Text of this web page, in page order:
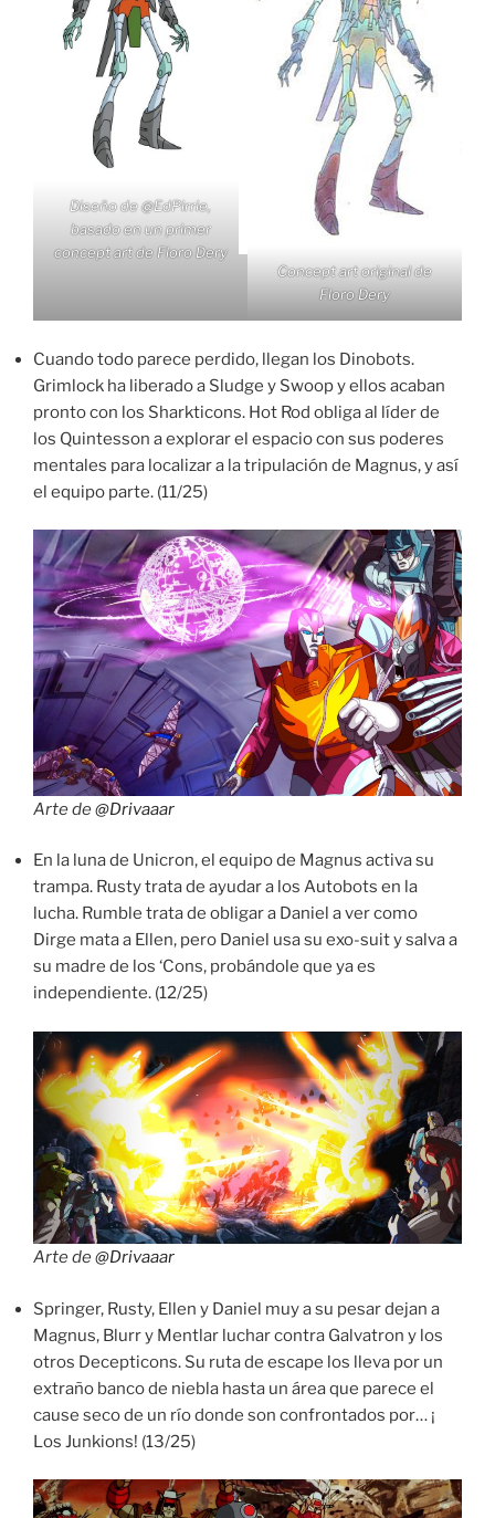
Diseño de@EdPirrie,
basado en un primer
concept art de Floro Dery
Concept art original de
Floro Dery
Cuando todo parece perdido, llegan los Dinobots.
Grimlock ha liberado a Sludge y Swoop y ellos acaban
pronto con los Sharkticons. Hot Rod obliga al líder de
los Quintesson a explorar el espacio con sus poderes
mentales para localizar a la tripulación de Magnus, y así
el equipo parte. (11/25)
Arte de@Drivaaar
En la luna de Unicron, el equipo de Magnus activa su
trampa. Rusty trata de ayudar a los Autobots en la
lucha. Rumble trata de obligar a Daniel a ver como
Dirge mata a Ellen, pero Daniel usa su exo-suit y salva a
su madre de los ‘Cons, probándole que ya es
independiente. (12/25)
Arte de@Drivaaar
Springer, Rusty, Ellen y Daniel muy a su pesar dejan a
Magnus, Blurr y Mentlar luchar contra Galvatron y los
otros Decepticons. Su ruta de escape los lleva por un
extraño banco de niebla hasta un área que parece el
cause seco de un río donde son confrontados por… ¡
Los Junkions! (13/25)